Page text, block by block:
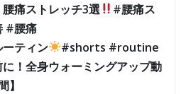
腰痛ストレッチ3選
#腰痛ス
#腰痛
ティン
#shorts #routine
！全身ウォーミングアップ動
】